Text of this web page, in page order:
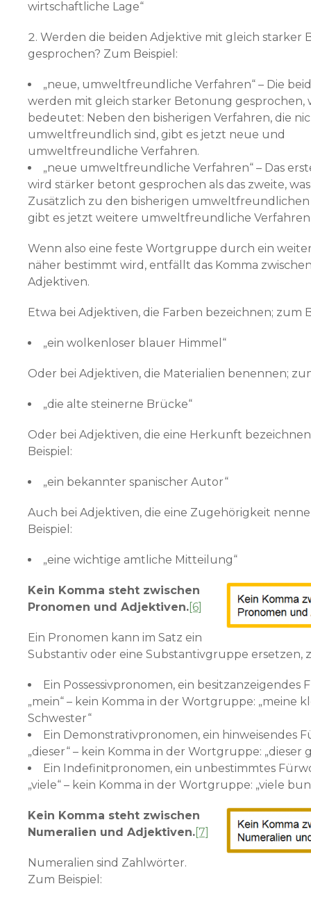
wirtschaftliche Lage“
Werden die beiden Adjektive mit gleich starker
gesprochen? Zum Beispiel:
„neue, umweltfreundliche Verfahren“ – Die
werden mit gleich starker Betonung gesprochen,
bedeutet: Neben den bisherigen Verfahren, die
umweltfreundlich sind, gibt es jetzt neue und
umweltfreundliche Verfahren.
„neue umweltfreundliche Verfahren“ – Das
wird stärker betont gesprochen als das zweite,
Zusätzlich zu den bisherigen
gibt es jetzt weitere umweltfreundliche
Wenn also eine feste Wortgruppe durch ein
näher bestimmt wird, entfällt das Komma
Adjektiven.
Etwa bei Adjektiven, die Farben bezeichnen; zum
„ein wolkenloser blauer Himmel“
Oder bei Adjektiven, die Materialien benennen;
„die alte steinerne Brücke“
Oder bei Adjektiven, die eine Herkunft
Beispiel:
„ein bekannter spanischer Autor“
Auch bei Adjektiven, die eine Zugehörigkeit
Beispiel:
„eine wichtige amtliche Mitteilung“
Kein Komma steht zwischen
Pronomen und Adjektiven.[6]
Ein Pronomen kann im Satz ein
Substantiv oder eine Substantivgruppe ersetzen,
Ein Possessivpronomen, ein besitzanzeigendes
„mein“ – kein Komma in der Wortgruppe: „meine
Schwester“
Ein Demonstrativpronomen, ein hinweisendes
„dieser“ – kein Komma in der Wortgruppe: „dieser
Ein Indefinitpronomen, ein unbestimmtes
„viele“ – kein Komma in der Wortgruppe: „viele
Kein Komma steht zwischen
Numeralien und Adjektiven.[7]
Numeralien sind Zahlwörter.
Zum Beispiel: